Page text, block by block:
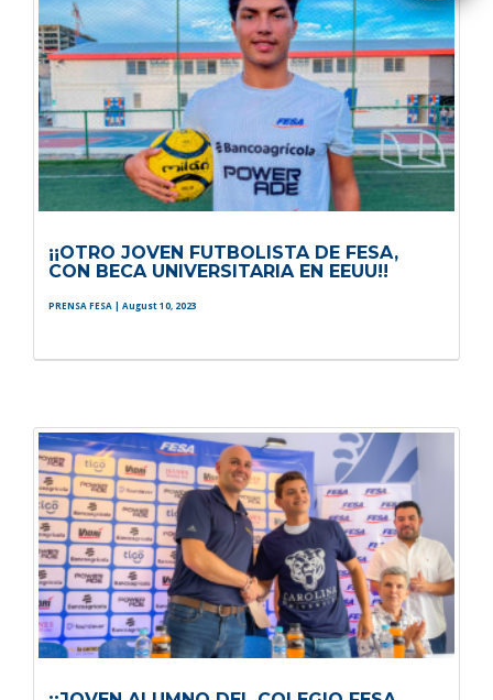
¡¡OTRO JOVEN FUTBOLISTA DE FESA,
CON BECA UNIVERSITARIA EN EEUU!!
PRENSA FESA | August 10, 2023